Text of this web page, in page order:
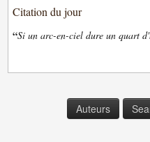
Citation du jour
“Si un arc-en-ciel dure un quart
Auteurs